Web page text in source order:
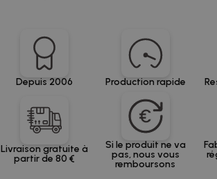
Depuis 2006 Production rapide
Livraison gratuite à
partir de 80 €
Si le produit ne va
pas, nous vous
remboursons